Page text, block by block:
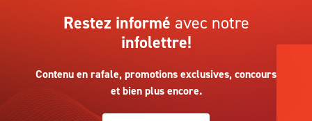
Restez informé avec notre
infolettre!
Contenu en rafale, promotions exclusives, concours
et bien plus encore.